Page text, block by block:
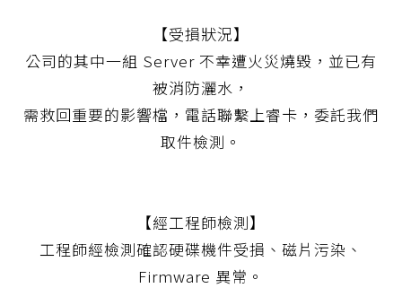
【受損狀況】
公司的其中一組 Server 不幸遭火災燒毀，並已有
被消防灑水，
需救回重要的影響檔，電話聯繫上睿卡，委託我們
取件檢測。
【經工程師檢測】
工程師經檢測確認硬碟機件受損、磁片污染、
Firmware 異常。